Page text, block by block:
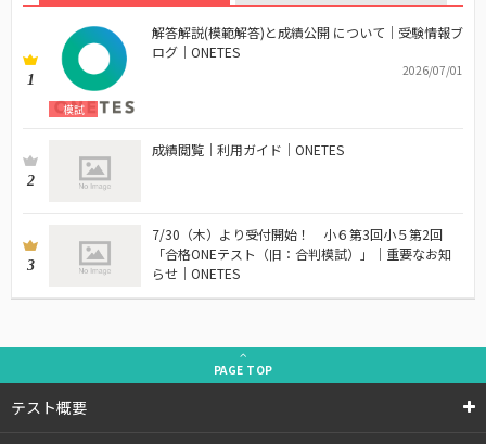
1
模試
解答解説(模範解答)と成績公開 について｜受験情報ブ
ログ｜ONETES
2026/07/01
2
成績閲覧｜利用ガイド｜ONETES
3
7/30（木）より受付開始！ 小６第3回小５第2回
「合格ONEテスト（旧：合判模試）」｜重要なお知
らせ｜ONETES
PAGE TOP
テスト概要